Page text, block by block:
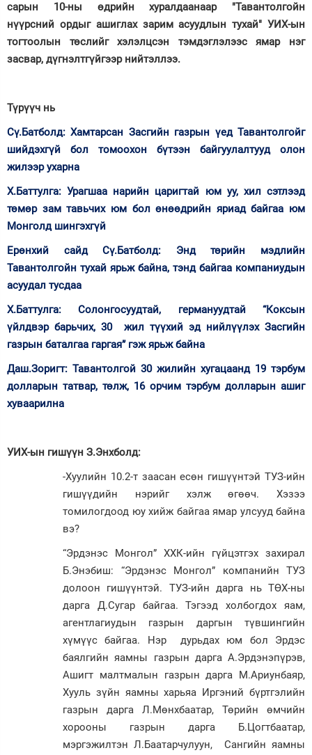
сарын 10-ны өдрийн хуралдаанаар "Тавантолгойн
нүүрсний ордыг ашиглах зарим асуудлын тухай" УИХ-ын
тогтоолын төслийг хэлэлцсэн тэмдэглэлээс ямар нэг
засвар, дүгнэлтгүйгээр нийтэллээ.
Түрүүч нь
Сү.Батболд: Хамтарсан Засгийн газрын үед Тавантолгойг
шийдэхгүй бол томоохон бүтээн байгуулалтууд олон
жилээр ухарна
Х.Баттулга: Урагшаа нарийн царигтай юм уу, хил сэтлээд
төмөр зам тавьчих юм бол өнөөдрийн яриад байгаа юм
Монголд шингэхгүй
Ерөнхий сайд Сү.Батболд: Энд төрийн мэдлийн
Тавантолгойн тухай ярьж байна, тэнд байгаа компаниудын
асуудал тусдаа
Х.Баттулга: Солонгосуудтай, германуудтай “Коксын
үйлдвэр барьчих, 30 жил түүхий эд нийлүүлэх Засгийн
газрын баталгаа гаргая” гэж ярьж байна
Даш.Зоригт: Тавантолгой 30 жилийн хугацаанд 19 тэрбум
долларын татвар, төлж, 16 орчим тэрбум долларын ашиг
хуваарилна
УИХ-ын гишүүн З.Энхболд:
-Хуулийн 10.2-т заасан есөн гишүүнтэй ТУЗ-ийн
гишүүдийн нэрийг хэлж өгөөч. Хэзээ
томилогдоод юу хийж байгаа ямар улсууд байна
вэ?
“Эрдэнэс Монгол” ХХК-ийн гүйцэтгэх захирал
Б.Энэбиш: “Эрдэнэс Монгол” компанийн ТУЗ
долоон гишүүнтэй. ТУЗ-ийн дарга нь ТӨХ-ны
дарга Д.Сугар байгаа. Тэгээд холбогдох яам,
агентлагиудын газрын даргын түвшингийн
хүмүүс байгаа. Нэр дурьдах юм бол Эрдэс
баялгийн яамны газрын дарга А.Эрдэнэпүрэв,
Ашигт малтмалын газрын дарга М.Ариунбаяр,
Хууль зүйн яамны харьяа Иргэний бүртгэлийн
газрын дарга Л.Мөнхбаатар, Төрийн өмчийн
хорооны газрын дарга Б.Цогтбаатар,
мэргэжилтэн Л.Баатарчулуун, Сангийн яамны